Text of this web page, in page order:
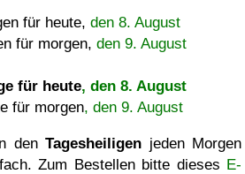
für heute, den 8. August
für morgen, den 9. August
für heute, den 8. August
für morgen, den 9. August
denTagesheiligen jeden Morgen
Zum Bestellen bitte dieses E-